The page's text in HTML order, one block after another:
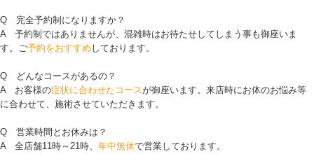
Q 完全予約制になりますか？
A 予約制ではありませんが、混雑時はお待たせしてしまう事も御座いま
す。ご予約をおすすめ しております。
Q どんなコースがあるの？
A お客様の症状に合わせたコースが御座います。来店時にお体のお悩み等
に合わせて、施術させていただきます。
Q 営業時間とお休みは？
A 全店舗11時～21時、 年中無休で営業しております。